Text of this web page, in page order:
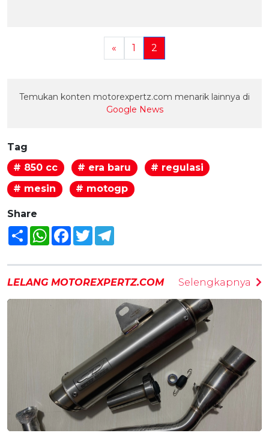
« 1 2
Temukan konten motorexpertz.com menarik lainnya di
Google News
Tag
# 850 cc
# era baru
# regulasi
# mesin
# motogp
Share
Share WhatsAppFacebook
Twitter
LELANG MOTOREXPERTZ.COM Selengkapnya